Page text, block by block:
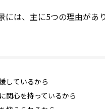
は、主に5つの理由があり
しているから
関心を持っているから